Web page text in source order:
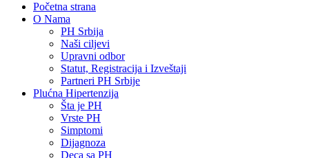
Početna strana
O Nama
PH Srbija
Naši ciljevi
Upravni odbor
Statut, Registracija i Izveštaji
Partneri PH Srbije
Plućna Hipertenzija
Šta je PH
Vrste PH
Simptomi
Dijagnoza
Deca sa PH